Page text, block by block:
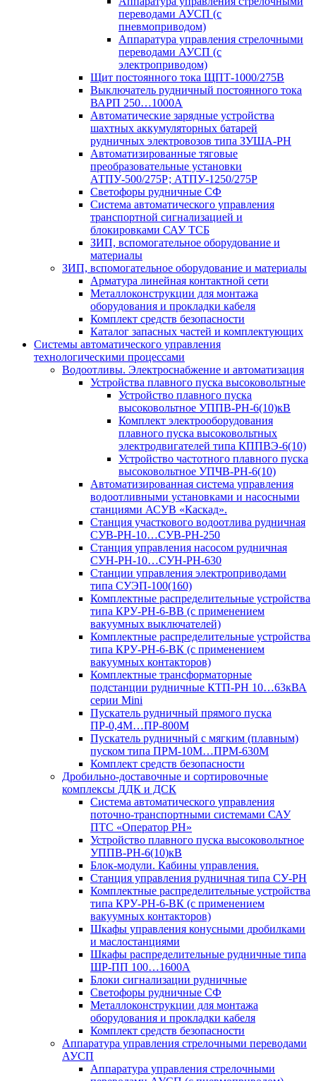
переводами АУСП (с
пневмоприводом)
Аппаратура управления стрелочными
переводами АУСП (с
электроприводом)
Щит постоянного тока ЩПТ-1000/275В
Выключатель рудничный постоянного тока
ВАРП 250…1000А
Автоматические зарядные устройства
шахтных аккумуляторных батарей
рудничных электровозов типа ЗУША-РН
Автоматизированные тяговые
преобразовательные установки
АТПУ-500/275Р; АТПУ-1250/275Р
Светофоры рудничные СФ
Система автоматического управления
транспортной сигнализацией и
блокировками САУ ТСБ
ЗИП, вспомогательное оборудование и
материалы
ЗИП, вспомогательное оборудование и материалы
Арматура линейная контактной сети
Металлоконструкции для монтажа
оборудования и прокладки кабеля
Комплект средств безопасности
Каталог запасных частей и комплектующих
Системы автоматического управления
технологическими процессами
Водоотливы. Электроснабжение и автоматизация
Устройства плавного пуска высоковольтные
Устройство плавного пуска
высоковольтное УППВ-РН-6(10)кВ
Комплект электрооборудования
плавного пуска высоковольтных
электродвигателей типа КППВЭ-6(10)
Устройство частотного плавного пуска
высоковольтное УПЧВ-РН-6(10)
Автоматизированная система управления
водоотливными установками и насосными
станциями АСУВ «Каскад».
Станция участкового водоотлива рудничная
СУВ-РН-10…СУВ-РН-250
Станция управления насосом рудничная
СУН-РН-10…СУН-РН-630
Станции управления электроприводами
типа СУЭП-100(160)
Комплектные распределительные устройства
типа КРУ-РН-6-ВВ (с применением
вакуумных выключателей)
Комплектные распределительные устройства
типа КРУ-РН-6-ВК (с применением
вакуумных контакторов)
Комплектные трансформаторные
подстанции рудничные КТП-РН 10…63кВА
серии Mini
Пускатель рудничный прямого пуска
ПР-0,4М…ПР-800М
Пускатель рудничный с мягким (плавным)
пуском типа ПРМ-10М…ПРМ-630М
Комплект средств безопасности
Дробильно-доставочные и сортировочные
комплексы ДДК и ДСК
Система автоматического управления
поточно-транспортными системами САУ
ПТС «Оператор РН»
Устройство плавного пуска высоковольтное
УППВ-РН-6(10)кВ
Блок-модули. Кабины управления.
Станция управления рудничная типа СУ-РН
Комплектные распределительные устройства
типа КРУ-РН-6-ВК (с применением
вакуумных контакторов)
Шкафы управления конусными дробилками
и маслостанциями
Шкафы распределительные рудничные типа
ШР-ПП 100…1600А
Блоки сигнализации рудничные
Светофоры рудничные СФ
Металлоконструкции для монтажа
оборудования и прокладки кабеля
Комплект средств безопасности
Аппаратура управления стрелочными переводами
АУСП
Аппаратура управления стрелочными